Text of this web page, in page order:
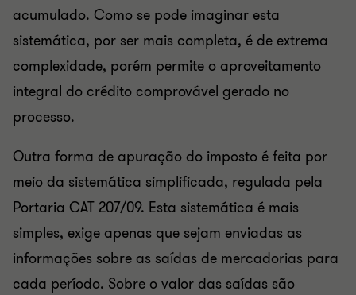
acumulado. Como se pode imaginar esta
sistemática, por ser mais completa, é de extrema
complexidade, porém permite o aproveitamento
integral do crédito comprovável gerado no
processo.
Outra forma de apuração do imposto é feita por
meio da sistemática simplificada, regulada pela
Portaria CAT 207/09. Esta sistemática é mais
simples, exige apenas que sejam enviadas as
informações sobre as saídas de mercadorias para
cada período. Sobre o valor das saídas são